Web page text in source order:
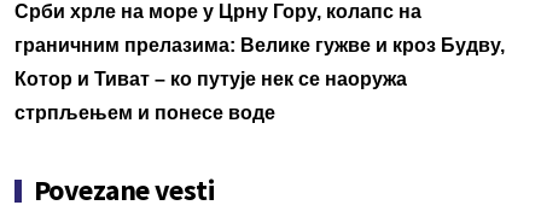
Срби хрле на море у Црну Гору, колапс на
граничним прелазима: Велике гужве и кроз Будву,
Котор и Тиват – ко путује нек се наоружа
стрпљењем и понесе воде
Povezane vesti